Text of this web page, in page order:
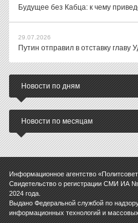
Будущее без Кабца: к чему
29.07.2026
Путин отправил в отставку главу
Новости по дням
Новости по месяцам
Информационное агентство
Свидетельство о регистрации СМИ ИА
2024 года.
Выдано Федеральной службой по
информационных технологий и